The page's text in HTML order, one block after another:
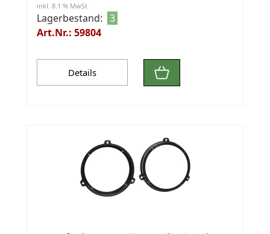
inkl. 8.1 % MwSt.
Lagerbestand: 3
Art.Nr.: 59804
Details